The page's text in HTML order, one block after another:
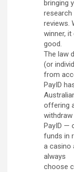
bringing
research
reviews.
winner, it
good.
The law
(or
from
PayID
offering
PayID —
funds in
a casino
always
choose